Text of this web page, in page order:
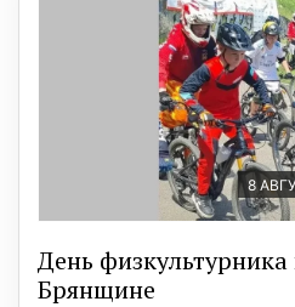
8
День
Брянщине